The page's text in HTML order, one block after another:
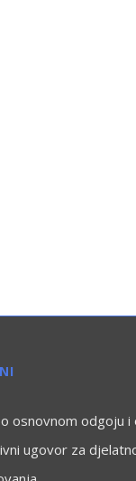
osnovnom odgoju i
ugovor za